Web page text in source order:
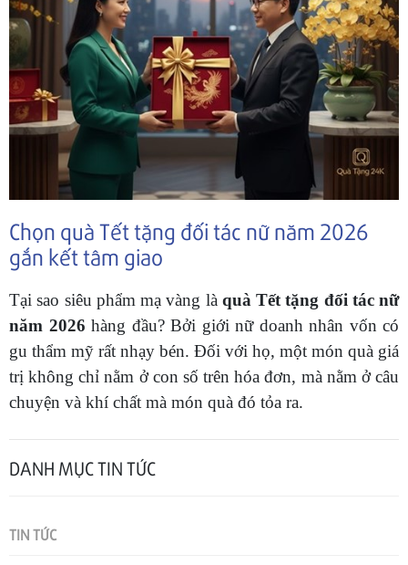
Chọn quà Tết tặng đối tác nữ năm 2026
gắn kết tâm giao
Tại sao siêu phẩm mạ vàng là quà Tết tặng đối tác nữ
năm 2026 hàng đầu? Bởi giới nữ doanh nhân vốn có
gu thẩm mỹ rất nhạy bén. Đối với họ, một món quà giá
trị không chỉ nằm ở con số trên hóa đơn, mà nằm ở câu
chuyện và khí chất mà món quà đó tỏa ra.
DANH MỤC TIN TỨC
TIN TỨC